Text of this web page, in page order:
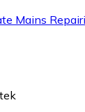
Mains